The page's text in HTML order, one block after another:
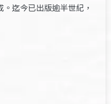
迄今已出版逾半世紀，